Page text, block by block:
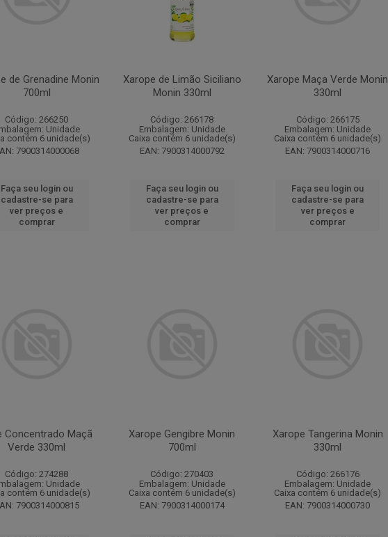
de Grenadine Monin
700ml
Código: 266250
Unidade
contém 6 unidade(s)
7900314000068
Faça seu login ou
cadastre-se para
ver preços e
comprar
Xarope de Limão Siciliano
Monin 330ml
Código: 266178
Embalagem: Unidade
Caixa contém 6 unidade(s)
EAN: 7900314000792
Faça seu login ou
cadastre-se para
ver preços e
comprar
Xarope Maça Verde Monin
330ml
Código: 266175
Embalagem: Unidade
Caixa contém 6 unidade(s)
EAN: 7900314000716
Faça seu login ou
cadastre-se para
ver preços e
comprar
Concentrado Maçã
Verde 330ml
Código: 274288
Unidade
contém 6 unidade(s)
7900314000815
Xarope Gengibre Monin
700ml
Código: 270403
Embalagem: Unidade
Caixa contém 6 unidade(s)
EAN: 7900314000174
Xarope Tangerina Monin
330ml
Código: 266176
Embalagem: Unidade
Caixa contém 6 unidade(s)
EAN: 7900314000730